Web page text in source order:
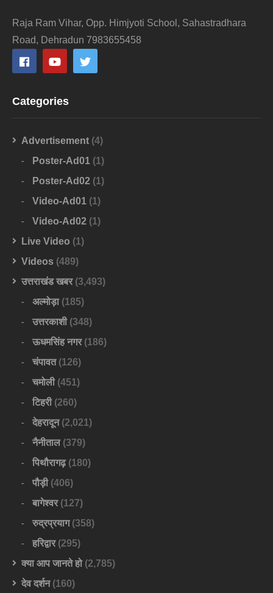
Raja Ram Vihar, Opp. Himjyoti School, Sahastradhara
Road, Dehradun 7983655458
Categories
Advertisement (4)
Poster-Ad01 (1)
Poster-Ad02 (1)
Video-Ad01 (1)
Video-Ad02 (1)
Live Video (1)
Videos (489)
उत्तराखंड खबर(3,493)
अल्मोड़ा(185)
उत्तरकाशी(348)
ऊधमसिंह नगर(186)
चंपावत(126)
चमोली(451)
टिहरी(260)
देहरादून(2,021)
नैनीताल(379)
पिथौरागढ़(180)
पौड़ी(406)
बागेश्वर(127)
रुद्रप्रयाग(358)
हरिद्वार(295)
क्या आप जानते हो(2,785)
देव दर्शन(160)